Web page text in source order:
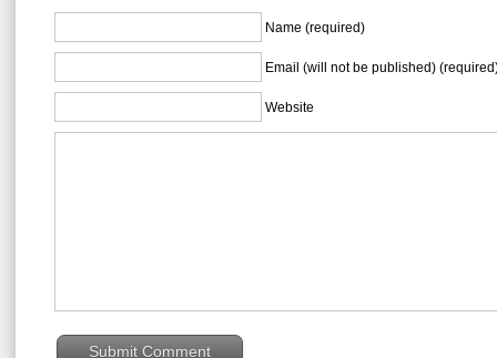
Name (required)
Email (will not be published)
Website